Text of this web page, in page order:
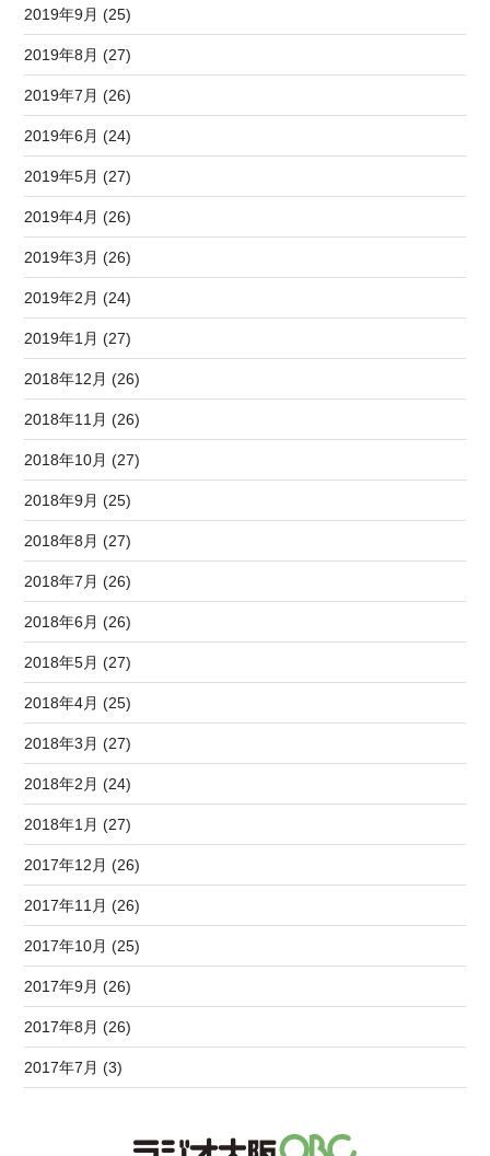
2019年9月 (25)
2019年8月 (27)
2019年7月 (26)
2019年6月 (24)
2019年5月 (27)
2019年4月 (26)
2019年3月 (26)
2019年2月 (24)
2019年1月 (27)
2018年12月 (26)
2018年11月 (26)
2018年10月 (27)
2018年9月 (25)
2018年8月 (27)
2018年7月 (26)
2018年6月 (26)
2018年5月 (27)
2018年4月 (25)
2018年3月 (27)
2018年2月 (24)
2018年1月 (27)
2017年12月 (26)
2017年11月 (26)
2017年10月 (25)
2017年9月 (26)
2017年8月 (26)
2017年7月 (3)